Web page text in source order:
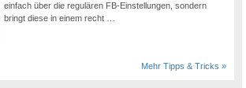
einfach über die regulären FB-Einstellungen, sondern
bringt diese in einem recht …
Mehr Tipps & Tricks »